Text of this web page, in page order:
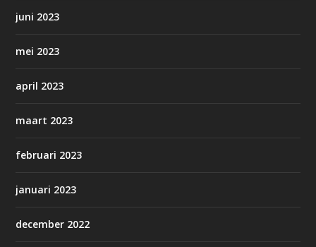
juni 2023
mei 2023
april 2023
maart 2023
februari 2023
januari 2023
december 2022